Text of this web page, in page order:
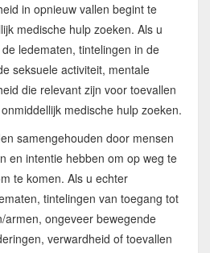
in opnieuw vallen begint te
medische hulp zoeken. Als u
ledematen, tintelingen in de
seksuele activiteit, mentale
die relevant zijn voor toevallen
medische hulp zoeken.
samengehouden door mensen
en intentie hebben om op weg te
te komen. Als u echter
tintelingen van toegang tot
ongeveer bewegende
verwardheid of toevallen